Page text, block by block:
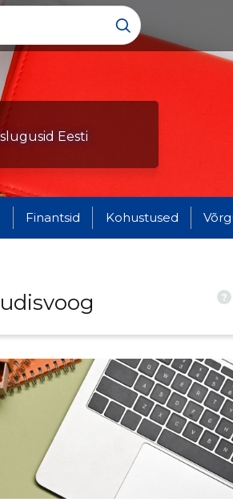
Eesti
Finantsid Kohustused
?